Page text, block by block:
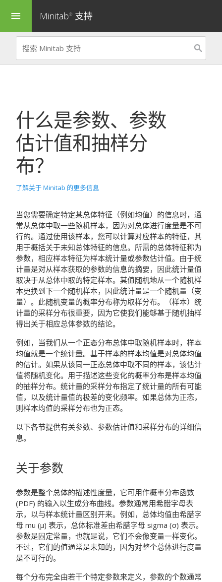
menu Minitab® 支持
什么是参数、参数
估计值和抽样分
布？
了解关于 Minitab 的更多信息
当您需要确定特定某总体特征（例如均值）的信息时，通
常从总体中取一些随机样本，因为对总体进行度量是不可
行的。通过使用该样本，您可以计算对应样本的特征，其
用于概括关于未知总体特征的信息。所需的总体特征称为
参数，相应样本特征为样本统计量或参数估计值。由于统
计量是对从样本获取的参数的信息的摘要，因此统计量值
取决于从总体中取的特定样本。其值随机地从一个随机样
本更换到下一个随机样本，因此统计量是一个随机量（变
量）。此随机变量的概率分布称为取样分布。（样本）统
计量的采样分布很重要，因为它使我们能够基于随机抽样
得出关于相应总体参数的结论。
例如，当我们从一个正态分布总体中取随机样本时，样本
均值就是一个统计量。基于样本的样本均值是对总体均值
的估计。如果从该同一正态总体中取不同的样本，该估计
值将随机变化。用于描述这些变化的概率分布是样本均值
的抽样分布。统计量的采样分布指定了统计量的所有可能
值，以及统计量值的极差的变化频率。如果总体为正态，
则样本均值的采样分布也为正态。
以下各节提供有关参数、参数估计值和采样分布的详细信
息。
关于参数
参数是整个总体的描述性度量，它可用作概率分布函数
(PDF) 的输入以生成分布曲线。参数通常用希腊字母表
示，以与样本统计量区别开来。例如，总体均值由希腊字
母 mu (μ) 表示，总体标准差由希腊字母 sigma (σ) 表示。
参数是固定常量，也就是说，它们不会像变量一样变化。
不过，它们的值通常是未知的，因为对整个总体进行度量
是不可行的。
每个分布完全由若干个特定参数来定义，参数的个数通常